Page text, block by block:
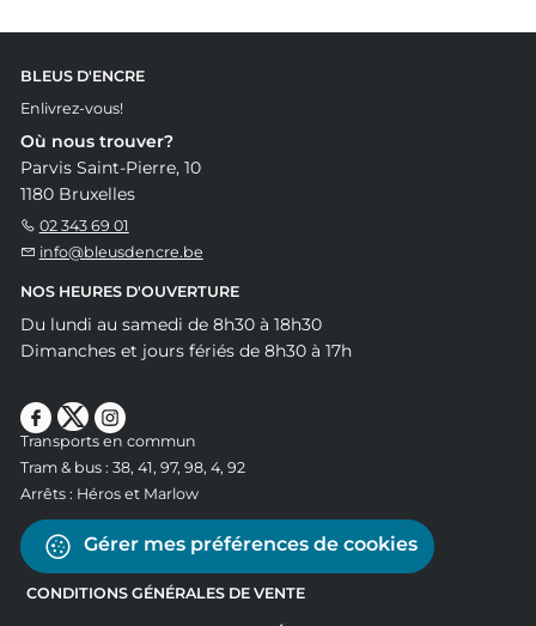
BLEUS D'ENCRE
Enlivrez-vous!
Où nous trouver?
Parvis Saint-Pierre, 10
1180 Bruxelles
02 343 69 01
info@bleusdencre.be
NOS HEURES D'OUVERTURE
Du lundi au samedi de 8h30 à 18h30
Dimanches et jours fériés de 8h30 à 17h
Transports en commun
Tram & bus : 38, 41, 97, 98, 4, 92
Arrêts : Héros et Marlow
Gérer mes préférences de cookies
CONDITIONS GÉNÉRALES DE VENTE